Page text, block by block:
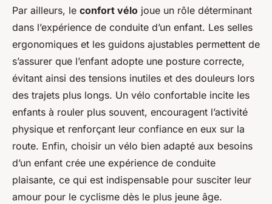
Par ailleurs, le confort vélo joue un rôle déterminant
dans l’expérience de conduite d’un enfant. Les selles
ergonomiques et les guidons ajustables permettent de
s’assurer que l’enfant adopte une posture correcte,
évitant ainsi des tensions inutiles et des douleurs lors
des trajets plus longs. Un vélo confortable incite les
enfants à rouler plus souvent, encouragent l’activité
physique et renforçant leur confiance en eux sur la
route. Enfin, choisir un vélo bien adapté aux besoins
d’un enfant crée une expérience de conduite
plaisante, ce qui est indispensable pour susciter leur
amour pour le cyclisme dès le plus jeune âge.